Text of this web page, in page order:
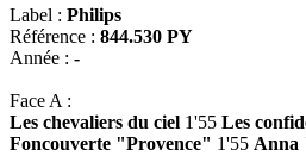
Label : Philips
Référence : 844.530 PY
Année : -
Face A :
Les chevaliers du ciel 1'55 Les
Foncouverte "Provence" 1'55 Anna